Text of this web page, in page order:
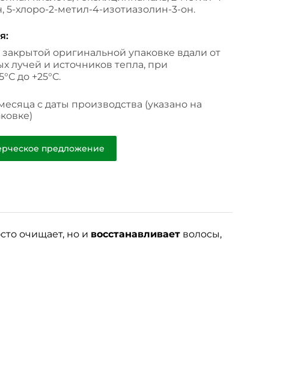
5-хлоро-2-метил-4-изотиазолин-3-он.
оригинальной упаковке вдали от
лучей и источников тепла, при
до +25°С.
с даты производства (указано на
предложение
очищает, но и восстанавливает волосы,